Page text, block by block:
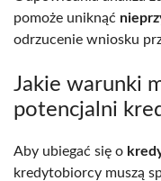
pomoże uniknąć
odrzucenie wniosku
Jakie warunki
potencjalni
Aby ubiegać się o
kredytobiorcy muszą